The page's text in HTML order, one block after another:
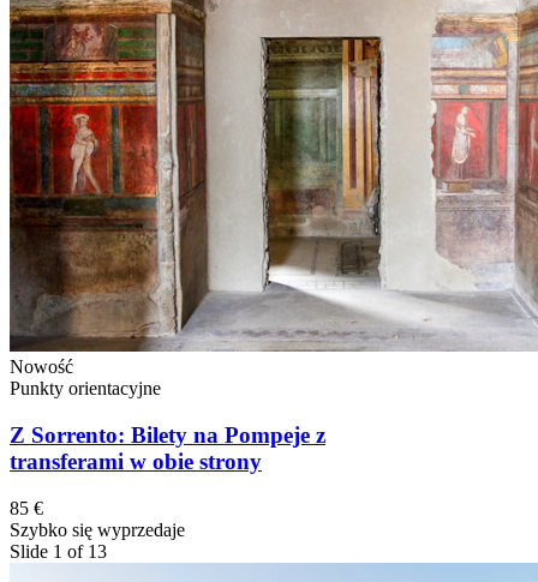
Nowość
Punkty orientacyjne
Z Sorrento: Bilety na Pompeje z
transferami w obie strony
85 €
Szybko się wyprzedaje
Slide 1 of 13